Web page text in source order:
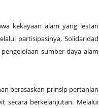
kekayaan alam yang lestari
partisipasinya, Solidaridad
sumber daya alam
berasaskan prinsip pertanian
secara berkelanjutan. Melalui